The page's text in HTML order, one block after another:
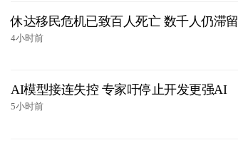
休达移民危机已致百人死亡 数千人仍滞留
4小时前
AI模型接连失控 专家吁停止开发更强AI
5小时前